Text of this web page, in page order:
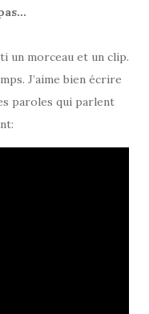
un morceau et un clip.
J’aime bien écrire
paroles qui parlent